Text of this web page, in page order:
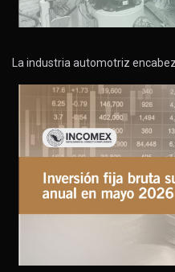
La industria automotriz